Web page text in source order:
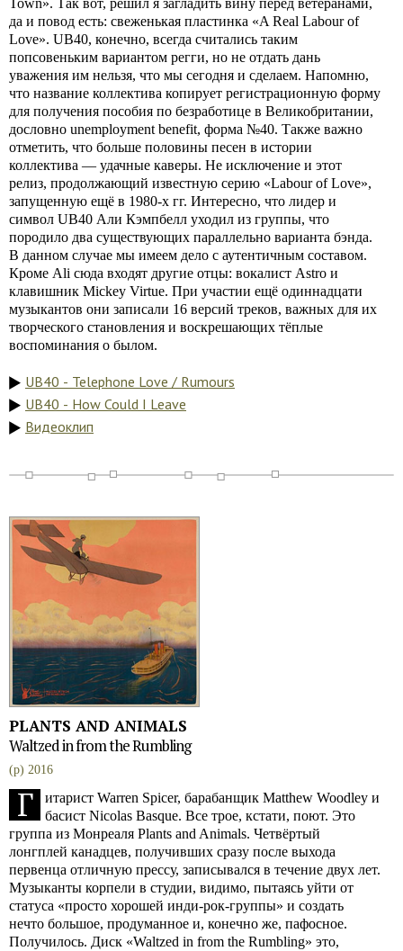
Town». Так вот, решил я загладить вину перед ветеранами,
да и повод есть: свеженькая пластинка «A Real Labour of
Love». UB40, конечно, всегда считались таким
попсовеньким вариантом регги, но не отдать дань
уважения им нельзя, что мы сегодня и сделаем. Напомню,
что название коллектива копирует регистрационную форму
для получения пособия по безработице в Великобритании,
дословно unemployment benefit, форма №40. Также важно
отметить, что больше половины песен в истории
коллектива — удачные каверы. Не исключение и этот
релиз, продолжающий известную серию «Labour of Love»,
запущенную ещё в 1980-х гг. Интересно, что лидер и
символ UB40 Али Кэмпбелл уходил из группы, что
породило два существующих параллельно варианта бэнда.
В данном случае мы имеем дело с аутентичным составом.
Кроме Ali сюда входят другие отцы: вокалист Astro и
клавишник Mickey Virtue. При участии ещё одиннадцати
музыкантов они записали 16 версий треков, важных для их
творческого становления и воскрешающих тёплые
воспоминания о былом.
UB40 - Telephone Love / Rumours
UB40 - How Could I Leave
Видеоклип
PLANTS AND ANIMALS
Waltzed in from the Rumbling
(p) 2016
Г
итарист Warren Spicer, барабанщик Matthew Woodley и
басист Nicolas Basque. Все трое, кстати, поют. Это
группа из Монреаля Plants and Animals. Четвёртый
лонгплей канадцев, получивших сразу после выхода
первенца отличную прессу, записывался в течение двух лет.
Музыканты корпели в студии, видимо, пытаясь уйти от
статуса «просто хорошей инди-рок-группы» и создать
нечто большое, продуманное и, конечно же, пафосное.
Получилось. Диск «Waltzed in from the Rumbling» это,